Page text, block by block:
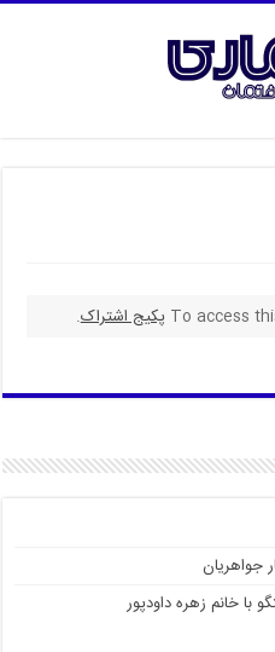
To access پکیج اشتراک.
جواهریان
با خانم زهره داودپور